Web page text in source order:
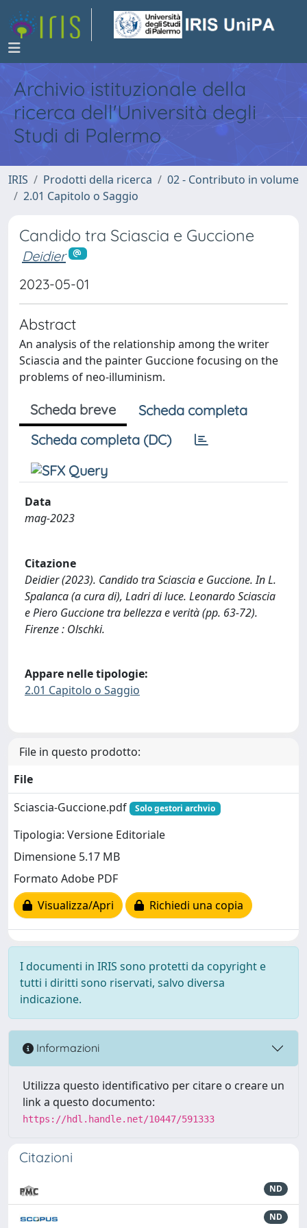
Archivio istituzionale della
ricerca dell'Università degli
Studi di Palermo
IRIS Prodotti della ricerca
02 - Contributo in volume
2.01 Capitolo o Saggio
Candido tra Sciascia e Guccione
Deidier
2023-05-01
Abstract
An analysis of the relationship among the writer
Sciascia and the painter Guccione focusing on the
problems of neo-illuminism.
Scheda breve
Scheda completa
Scheda completa (DC)
Data
mag-2023
Citazione
Deidier (2023). Candido tra Sciascia e Guccione. In L.
Spalanca (a cura di), Ladri di luce. Leonardo Sciascia
e Piero Guccione tra bellezza e verità (pp. 63-72).
Firenze : Olschki.
Appare nelle tipologie:
2.01 Capitolo o Saggio
File in questo prodotto:
File
Sciascia-Guccione.pdf
Solo gestori archvio
Tipologia: Versione Editoriale
Dimensione 5.17 MB
Formato Adobe PDF
Visualizza/Apri
Richiedi una copia
I documenti in IRIS sono protetti da copyright e
tutti i diritti sono riservati, salvo diversa
indicazione.
Informazioni
Utilizza questo identificativo per citare o creare un
link a questo documento:
https://hdl.handle.net/10447/591333
Citazioni
ND
ND